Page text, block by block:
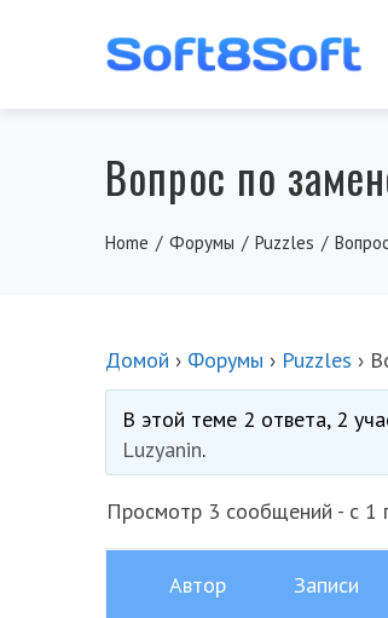
Вопрос по
Home Форумы Puzzles
Домой › Форумы › Puzzles ›
В этой теме 2 ответа, 2
Luzyanin.
Просмотр 3 сообщений - с 1
Автор Записи